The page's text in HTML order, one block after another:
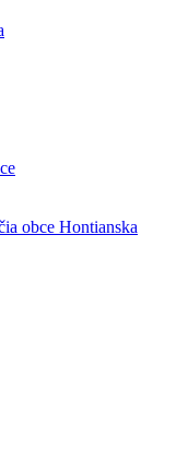
obce Hontianska